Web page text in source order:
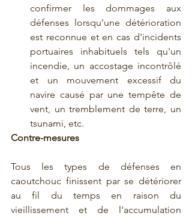
confirmer les dommages aux
défenses lorsqu'une détérioration
est reconnue et en cas d'incidents
portuaires inhabituels tels qu'un
incendie, un accostage incontrôlé
et un mouvement excessif du
navire causé par une tempête de
vent, un tremblement de terre, un
tsunami, etc.
Contre-mesures
Tous les types de défenses en
caoutchouc finissent par se détériorer
au fil du temps en raison du
vieillissement et de l'accumulation